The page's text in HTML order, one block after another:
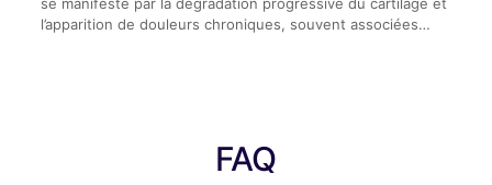
l’apparition de douleurs chroniques, souvent associées…
FAQ